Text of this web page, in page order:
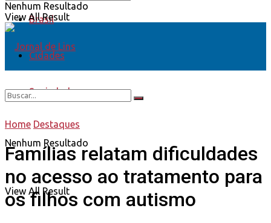
Brasil
Cidades
Sociedade
Nenhum Resultado
View All Result
Nenhum Resultado
View All Result
Home Destaques
Famílias relatam dificuldades
no acesso ao tratamento para
os filhos com autismo